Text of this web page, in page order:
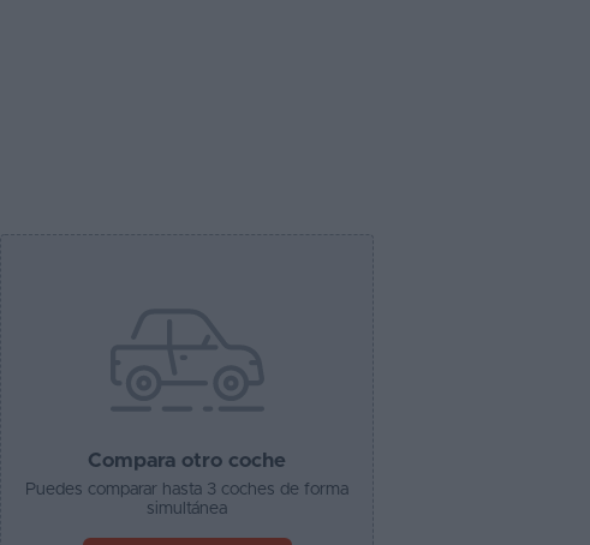
Compara otro coche
Puedes comparar hasta 3 coches de forma
simultánea